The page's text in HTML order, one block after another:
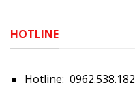
HOTLINE
Hotline: 0962.538.182